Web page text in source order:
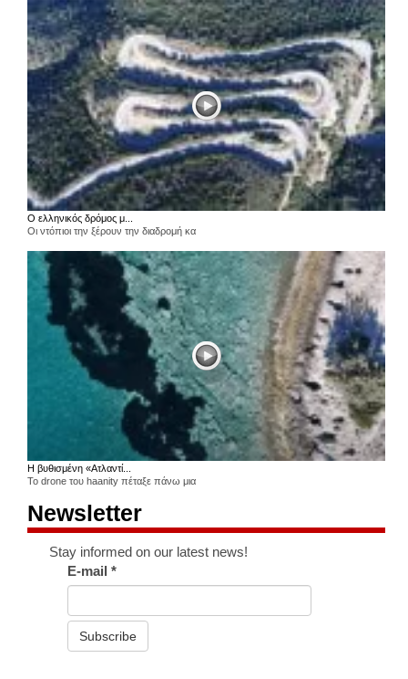
Ο ελληνικός δρόμος μ...
Οι ντόπιοι την ξέρουν την διαδρομή κα
Η βυθισμένη «Ατλαντί...
Το drone του haanity πέταξε πάνω μια
Newsletter
Stay informed on our latest news!
E-mail*
Subscribe